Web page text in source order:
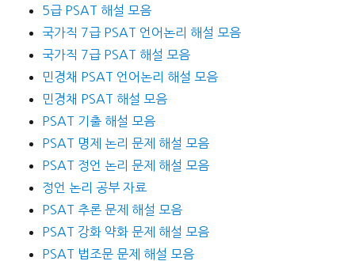
5급 PSAT 해설 모음
국가직 7급 PSAT 언어논리 해설 모음
국가직 7급 PSAT 해설 모음
민경채 PSAT 언어논리 해설 모음
민경채 PSAT 해설 모음
PSAT 기출 해설 모음
PSAT 명제 논리 문제 해설 모음
PSAT 정언 논리 문제 해설 모음
정언 논리 공부 자료
PSAT 추론 문제 해설 모음
PSAT 강화 약화 문제 해설 모음
PSAT 법조문 문제 해설 모음